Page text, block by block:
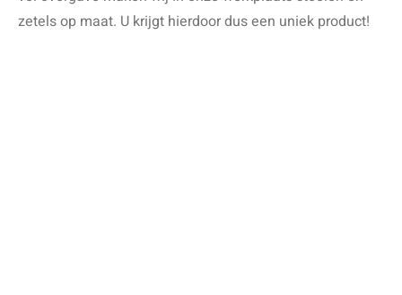
zetels op maat. U krijgt hierdoor dus een uniek product!